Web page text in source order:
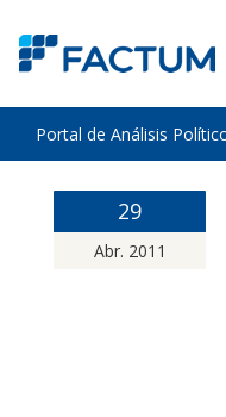
Portal de Análisis
29
Abr. 2011